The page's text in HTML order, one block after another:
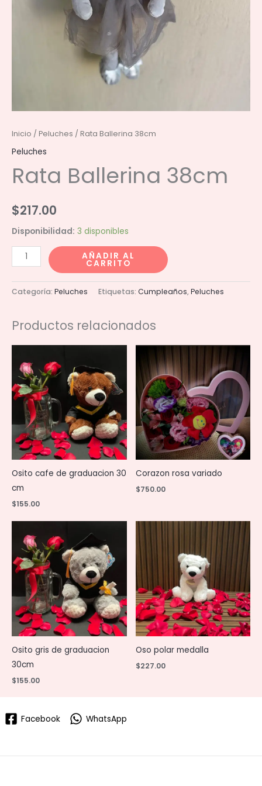
Inicio / Peluches / Rata Ballerina 38cm
Peluches
Rata Ballerina 38cm
$217.00
Disponibilidad: 3 disponibles
Rata
Ballerina
38cm
cantidad
AÑADIR AL
CARRITO
Categoría: Peluches Etiquetas: Cumpleaños,Peluches
Productos relacionados
Osito cafe de graduacion 30
cm
$155.00
Corazon rosa variado
$750.00
Osito gris de graduacion
30cm
$155.00
Oso polar medalla
$227.00
Facebook WhatsApp